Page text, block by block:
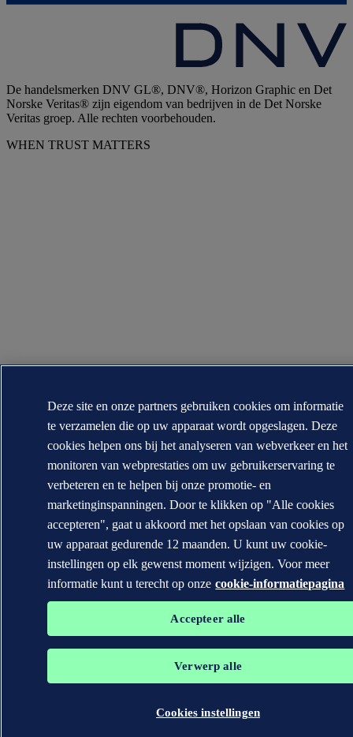
De handelsmerken DNV GL®, DNV®, Horizon Graphic en Det
Norske Veritas® zijn eigendom van bedrijven in de Det Norske
Veritas groep. Alle rechten voorbehouden.
WHEN TRUST MATTERS
Deze site en onze partners gebruiken cookies om informatie
te verzamelen die op uw apparaat wordt opgeslagen. Deze
cookies helpen ons bij het analyseren van webverkeer en het
monitoren van webprestaties om uw gebruikerservaring te
verbeteren en te helpen bij onze promotie- en
marketinginspanningen. Door te klikken op "Alle cookies
accepteren", gaat u akkoord met het opslaan van cookies op
uw apparaat gedurende 12 maanden. U kunt uw cookie-
instellingen op elk gewenst moment wijzigen. Voor meer
informatie kunt u terecht op onze cookie-informatiepagina
Accepteer alle
Verwerp alle
Cookies instellingen